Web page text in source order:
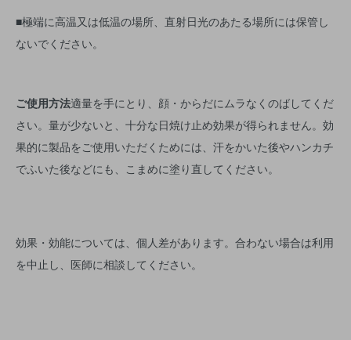
■極端に高温又は低温の場所、直射日光のあたる場所には保管し
ないでください。
ご使用方法適量を手にとり、顔・からだにムラなくのばしてくだ
さい。量が少ないと、十分な日焼け止め効果が得られません。効
果的に製品をご使用いただくためには、汗をかいた後やハンカチ
でふいた後などにも、こまめに塗り直してください。
効果・効能については、個人差があります。合わない場合は利用
を中止し、医師に相談してください。